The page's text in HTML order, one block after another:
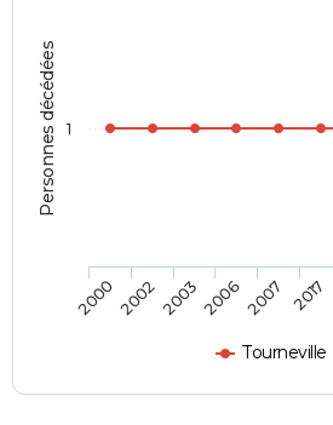
Personnes décédées
Tourneville
20002002200320062007 2017
1